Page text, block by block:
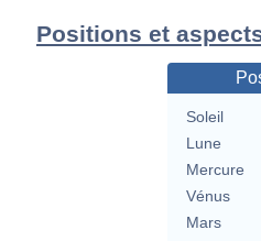
Positions et
Soleil
Lune
Mercure
Vénus
Mars